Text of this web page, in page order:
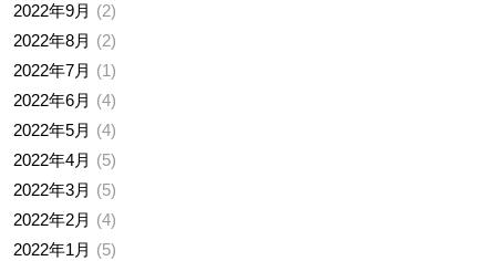
2022年9月
2
2022年8月
2
2022年7月
1
2022年6月
4
2022年5月
4
2022年4月
5
2022年3月
5
2022年2月
4
2022年1月
5